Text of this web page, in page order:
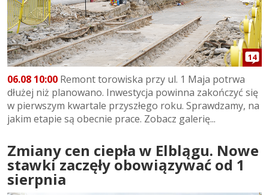
14
06.08 10:00 Remont torowiska przy ul. 1 Maja potrwa
dłużej niż planowano. Inwestycja powinna zakończyć się
w pierwszym kwartale przyszłego roku. Sprawdzamy, na
jakim etapie są obecnie prace. Zobacz galerię...
Zmiany cen ciepła w Elblągu. Nowe
stawki zaczęły obowiązywać od 1
sierpnia